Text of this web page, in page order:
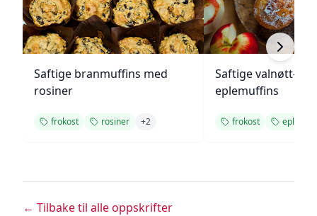
Saftige branmuffins med
rosiner
frokost rosiner +2
Saftige valnøtt- og
eplemuffins
frokost eple
← Tilbake til alle oppskrifter